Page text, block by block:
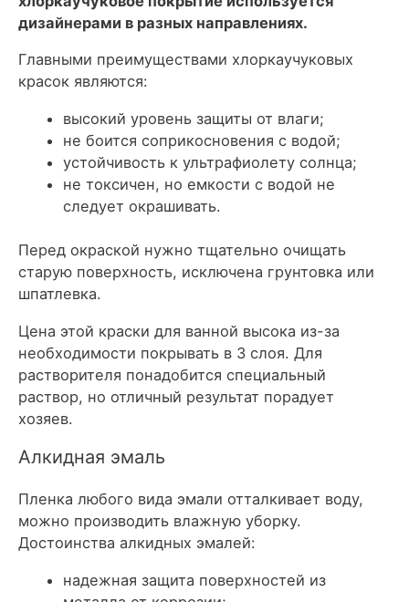
дизайнерами в разных направлениях.
Главными преимуществами хлоркаучуковых
красок являются:
высокий уровень защиты от влаги;
не боится соприкосновения с водой;
устойчивость к ультрафиолету солнца;
не токсичен, но емкости с водой не
следует окрашивать.
Перед окраской нужно тщательно очищать
старую поверхность, исключена грунтовка или
шпатлевка.
Цена этой краски для ванной высока из-за
необходимости покрывать в 3 слоя. Для
растворителя понадобится специальный
раствор, но отличный результат порадует
хозяев.
Алкидная эмаль
Пленка любого вида эмали отталкивает воду,
можно производить влажную уборку.
Достоинства алкидных эмалей:
надежная защита поверхностей из